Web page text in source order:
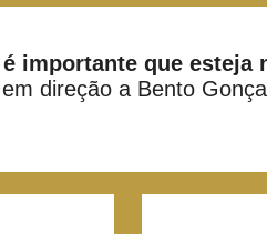
é importante que esteja
direção a Bento